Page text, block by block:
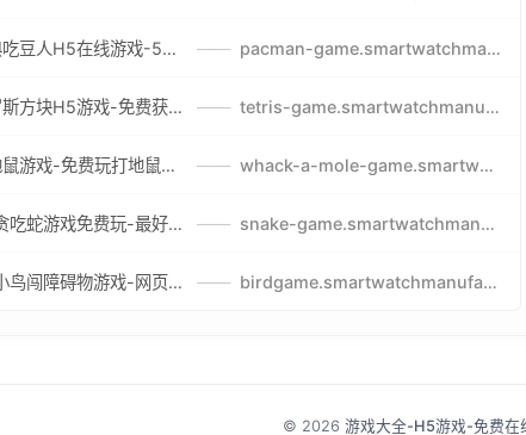
经典吃豆人H5在线游戏-5关挑战BOSS机枪决战版吃豆人怪兽游戏 —— pacman-game.smartwatchmanufacturer.cn
俄罗斯方块H5游戏-免费获取俄罗斯方块攻略-俄罗斯方块怪兽游戏策略 —— tetris-game.smartwatchmanufacturer.cn
打地鼠游戏-免费玩打地鼠H5网页游戏-打地鼠游戏官网 —— whack-a-mole-game.smartwatchmanufacturer.cn
H5贪吃蛇游戏免费玩-最好的网页在线贪吃蛇游戏-贪吃蛇H5游戏攻略 —— snake-game.smartwatchmanufacturer.cn
H5小鸟闯障碍物游戏-网页在线游戏小鸟闯关 —— birdgame.smartwatchmanufacturer.cn
© 2026 游戏大全-H5游戏-免费在